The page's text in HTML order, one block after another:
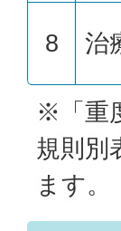
8 治
※「重
規則別
ます。